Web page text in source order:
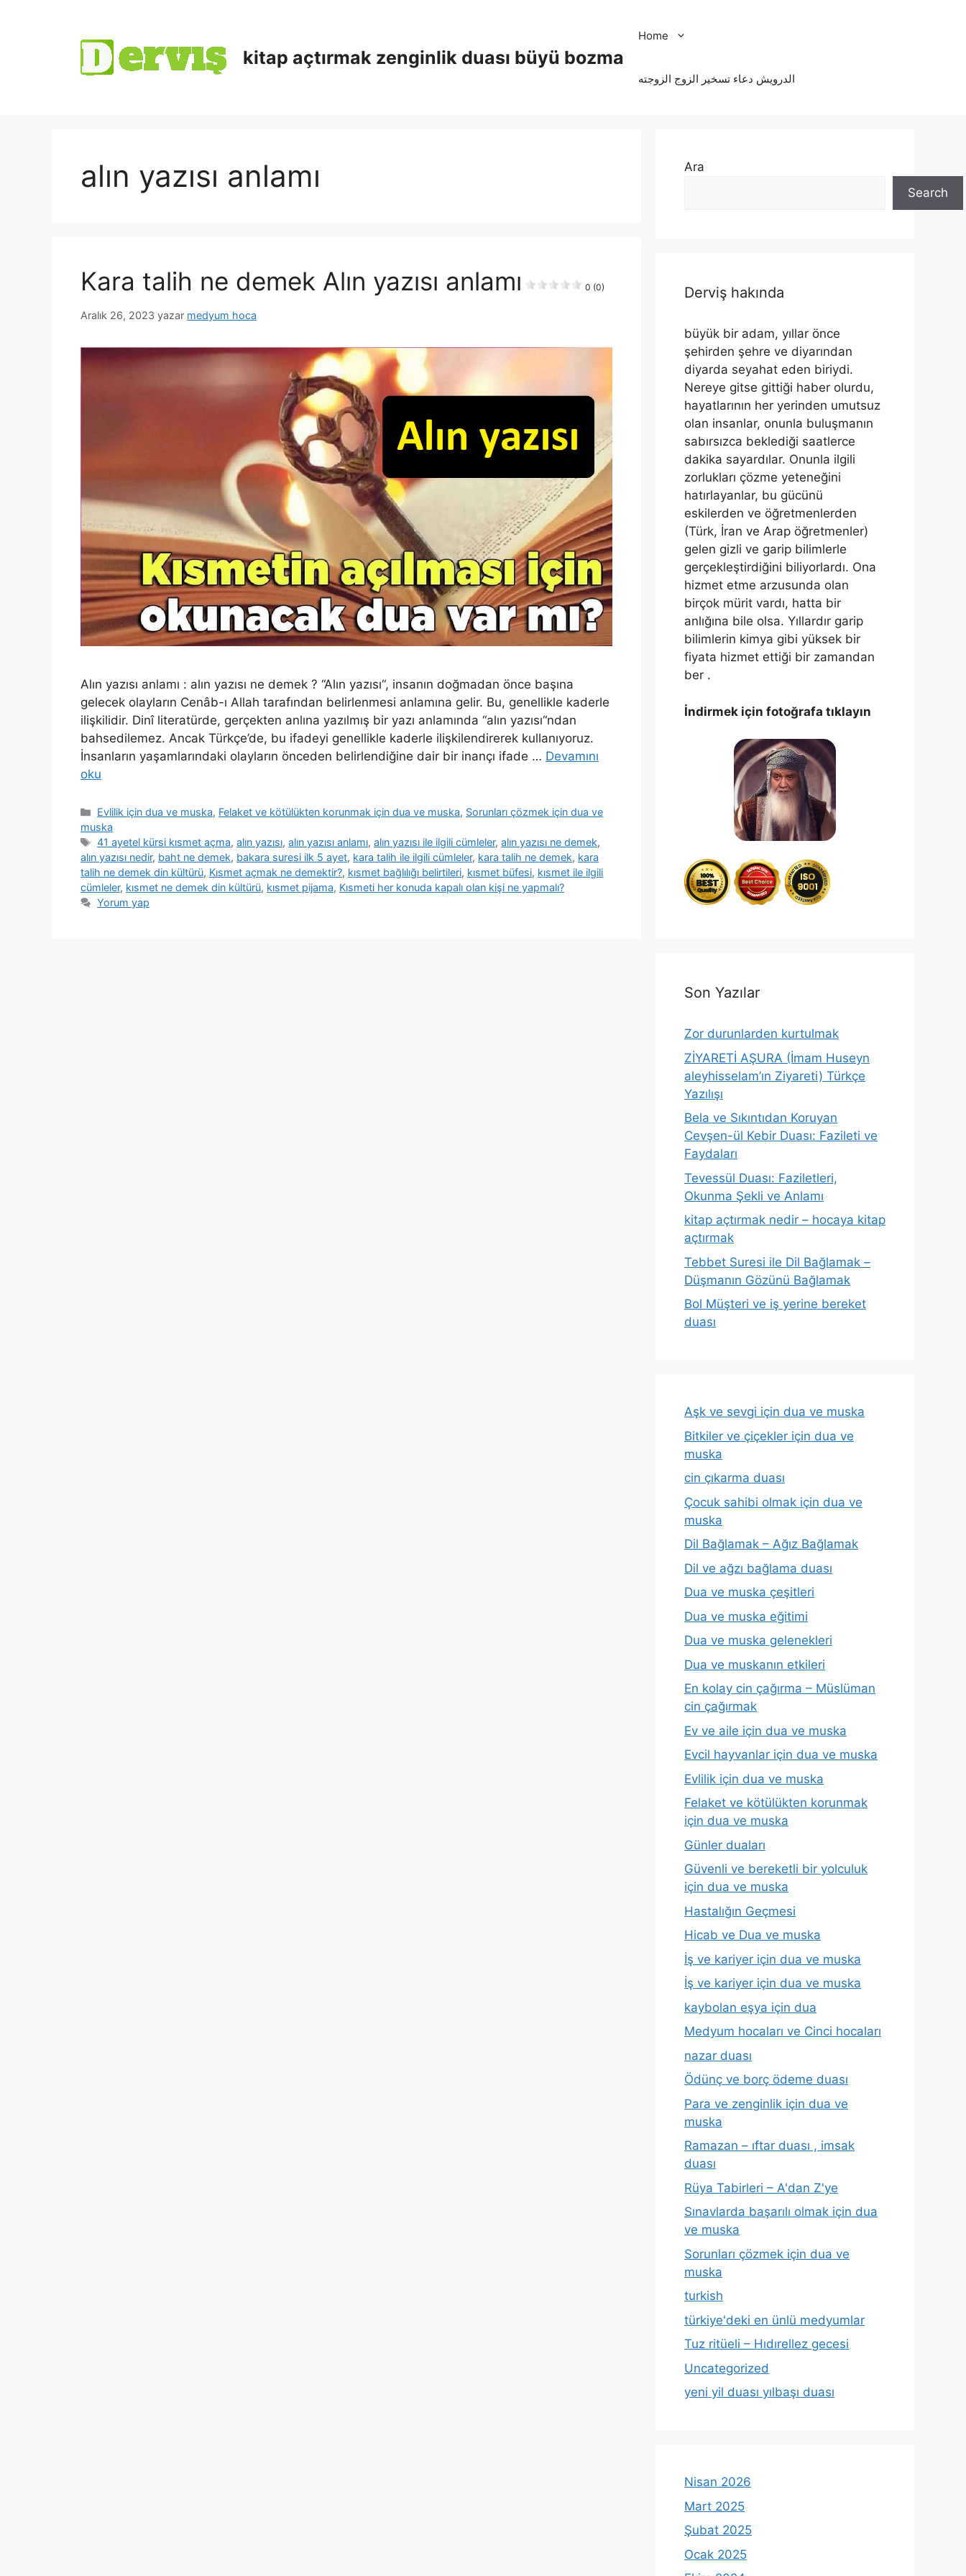
kitap açtırmak zenginlik duası büyü bozma
Home
الدرویش دعاء تسخير الزوج الزوجته
alın yazısı anlamı
Kara talih ne demek Alın yazısı anlamı 0 (0)
Aralık 26, 2023 yazar medyum hoca
Alın yazısı anlamı : alın yazısı ne demek ? “Alın yazısı“, insanın doğmadan önce başına
gelecek olayların Cenâb-ı Allah tarafından belirlenmesi anlamına gelir. Bu, genellikle kaderle
ilişkilidir. Dinî literatürde, gerçekten anlına yazılmış bir yazı anlamında “alın yazısı“ndan
bahsedilemez. Ancak Türkçe’de, bu ifadeyi genellikle kaderle ilişkilendirerek kullanıyoruz.
İnsanların yaşamlarındaki olayların önceden belirlendiğine dair bir inançı ifade … Devamını
oku
Evlilik için dua ve muska, Felaket ve kötülükten korunmak için dua ve muska, Sorunları çözmek için dua ve
muska
41 ayetel kürsi kısmet açma,alın yazısı,alın yazısı anlamı,alın yazısı ile ilgili cümleler,alın yazısı ne demek,
alın yazısı nedir, baht ne demek, bakara suresi ilk 5 ayet, kara talih ile ilgili cümleler, kara talih ne demek, kara
talih ne demek din kültürü, Kısmet açmak ne demektir?, kısmet bağlılığı belirtileri, kısmet büfesi, kısmet ile ilgili
cümleler, kısmet ne demek din kültürü, kısmet pijama, Kısmeti her konuda kapalı olan kişi ne yapmalı?
Yorum yap
Ara
Search
Derviş hakında
büyük bir adam, yıllar önce
şehirden şehre ve diyarından
diyarda seyahat eden biriydi.
Nereye gitse gittiği haber olurdu,
hayatlarının her yerinden umutsuz
olan insanlar, onunla buluşmanın
sabırsızca beklediği saatlerce
dakika sayardılar. Onunla ilgili
zorlukları çözme yeteneğini
hatırlayanlar, bu gücünü
eskilerden ve öğretmenlerden
(Türk, İran ve Arap öğretmenler)
gelen gizli ve garip bilimlerle
gerçekleştirdiğini biliyorlardı. Ona
hizmet etme arzusunda olan
birçok mürit vardı, hatta bir
anlığına bile olsa. Yıllardır garip
bilimlerin kimya gibi yüksek bir
fiyata hizmet ettiği bir zamandan
ber .
İndirmek için fotoğrafa tıklayın
Son Yazılar
Zor durunlarden kurtulmak
ZİYARETİ AŞURA (İmam Huseyn
aleyhisselam’ın Ziyareti) Türkçe
Yazılışı
Bela ve Sıkıntıdan Koruyan
Cevşen-ül Kebir Duası: Fazileti ve
Faydaları
Tevessül Duası: Faziletleri,
Okunma Şekli ve Anlamı
kitap açtırmak nedir – hocaya kitap
açtırmak
Tebbet Suresi ile Dil Bağlamak –
Düşmanın Gözünü Bağlamak
Bol Müşteri ve iş yerine bereket
duası
Aşk ve sevgi için dua ve muska
Bitkiler ve çiçekler için dua ve
muska
cin çıkarma duası
Çocuk sahibi olmak için dua ve
muska
Dil Bağlamak – Ağız Bağlamak
Dil ve ağzı bağlama duası
Dua ve muska çeşitleri
Dua ve muska eğitimi
Dua ve muska gelenekleri
Dua ve muskanın etkileri
En kolay cin çağırma – Müslüman
cin çağırmak
Ev ve aile için dua ve muska
Evcil hayvanlar için dua ve muska
Evlilik için dua ve muska
Felaket ve kötülükten korunmak
için dua ve muska
Günler duaları
Güvenli ve bereketli bir yolculuk
için dua ve muska
Hastalığın Geçmesi
Hicab ve Dua ve muska
İş ve kariyer için dua ve muska
İş ve kariyer için dua ve muska
kaybolan eşya için dua
Medyum hocaları ve Cinci hocaları
nazar duası
Ödünç ve borç ödeme duası
Para ve zenginlik için dua ve
muska
Ramazan – ıftar duası , imsak
duası
Rüya Tabirleri – A'dan Z'ye
Sınavlarda başarılı olmak için dua
ve muska
Sorunları çözmek için dua ve
muska
turkish
türkiye'deki en ünlü medyumlar
Tuz ritüeli – Hıdırellez gecesi
Uncategorized
yeni yil duası yılbaşı duası
Nisan 2026
Mart 2025
Şubat 2025
Ocak 2025